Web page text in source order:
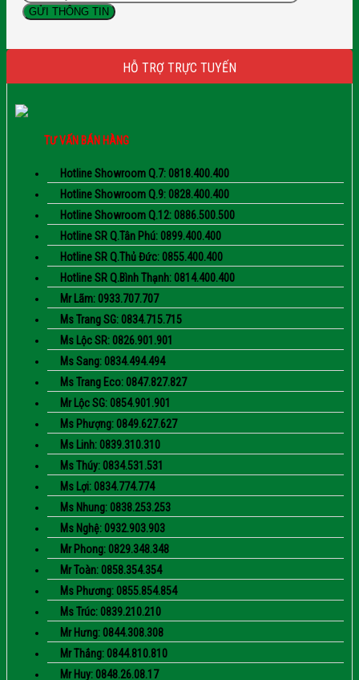
HỖ TRỢ TRỰC TUYẾN
TƯ VẤN BÁN HÀNG
Hotline Showroom Q.7: 0818.400.400
Hotline Showroom Q.9: 0828.400.400
Hotline Showroom Q.12: 0886.500.500
Hotline SR Q.Tân Phú: 0899.400.400
Hotline SR Q.Thủ Đức: 0855.400.400
Hotline SR Q.Bình Thạnh: 0814.400.400
Mr Lãm: 0933.707.707
Ms Trang SG: 0834.715.715
Ms Lộc SR: 0826.901.901
Ms Sang: 0834.494.494
Ms Trang Eco: 0847.827.827
Mr Lộc SG: 0854.901.901
Ms Phượng: 0849.627.627
Ms Linh: 0839.310.310
Ms Thúy: 0834.531.531
Ms Lợi: 0834.774.774
Ms Nhung: 0838.253.253
Ms Nghệ: 0932.903.903
Mr Phong: 0829.348.348
Mr Toàn: 0858.354.354
Ms Phương: 0855.854.854
Ms Trúc: 0839.210.210
Mr Hưng: 0844.308.308
Mr Thắng: 0844.810.810
Mr Huy: 0848.26.08.17